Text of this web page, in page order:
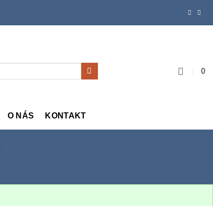
0
O NÁS KONTAKT